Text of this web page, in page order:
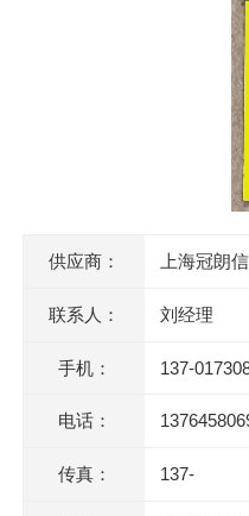
供应商： 上海冠朗
联系人： 刘经理
手机： 137-
电话：
传真： 137-